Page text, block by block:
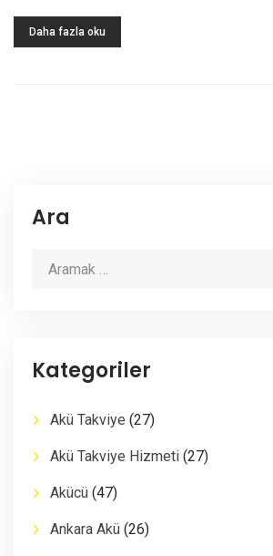
Daha fazla oku
Ara
Kategoriler
Akü Takviye (27)
Akü Takviye Hizmeti (27)
Akücü (47)
Ankara Akü (26)